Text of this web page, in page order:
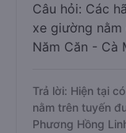
Câu hỏi: Các
xe giường
Năm Căn - Cà
Trả lời: Hiện tại
nằm trên tuyến
Phương Hồng